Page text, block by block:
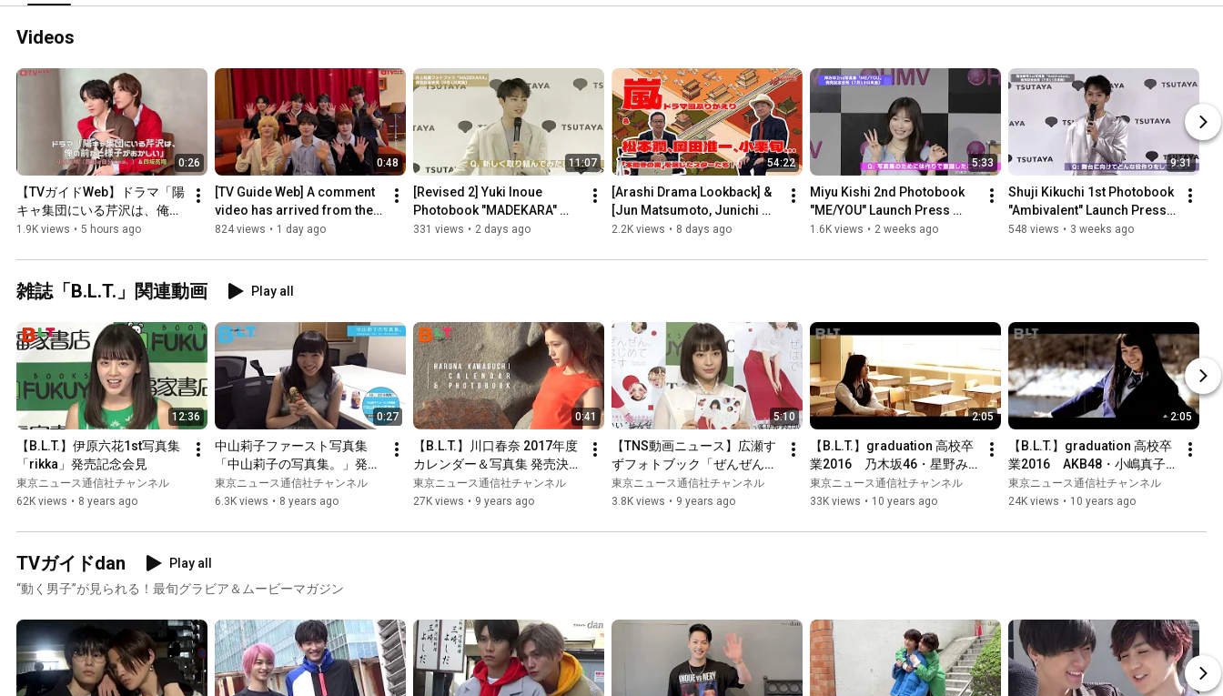
Videos
0:26
【TVガイドWeb】ドラマ「陽
キャ集団にいる芹沢は、俺の
前だと様子がおかしい」小泉
動画
1.9K views • 5 hours ago
0:48
[TV Guide Web] A comment
video has arrived from the
7-member boy group AEN,
824 views • 1 day ago
11:07
[Revised 2] Yuki Inoue
Photobook "MADEKARA"
Launch Press Conference
331 views • 2 days ago
54:22
[Arashi Drama Lookback] &
[Jun Matsumoto, Junichi
Okada, Shun Oguri... The
2.2K views • 8 days ago
5:33
Miyu Kishi 2nd Photobook
"ME/YOU" Launch Press
Conference
1.6K views • 2 weeks ago
9:31
Shuji Kikuchi 1st Photobook
"Ambivalent" Launch Press
Conference
548 views • 3 weeks ago
雑誌「B.L.T.」関連動画 Play all
12:36
【B.L.T.】伊原六花1st写真集
「rikka」発売記念会見
東京ニュース通信社チャンネル
62K views • 8 years ago
0:27
中山莉子ファースト写真集
「中山莉子の写真集。」発
売！
東京ニュース通信社チャンネル
6.3K views • 8 years ago
0:41
【B.L.T.】川口春奈 2017年度
カレンダー＆写真集 発売決
定！
東京ニュース通信社チャンネル
27K views • 9 years ago
5:10
【TNS動画ニュース】広瀬す
ずフォトブック「ぜんぜん、
はじめてです。」発売記念イ
ベント
東京ニュース通信社チャンネル
3.8K views • 9 years ago
2:05
【B.L.T.】graduation 高校卒
業2016　乃木坂46・星野み
なみさんメイキング動画
東京ニュース通信社チャンネル
33K views • 10 years ago
2:05
【B.L.T.】graduation 高校卒
業2016　AKB48・小嶋真子
さんメイキング動画
東京ニュース通信社チャンネル
24K views • 10 years ago
TVガイドdan
Play all
“動く男子”が見られる！最旬グラビア＆ムービーマガジン